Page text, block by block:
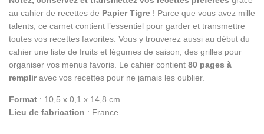
au cahier de recettes de Papier Tigre ! Parce que vous avez mille
talents, ce carnet contient l’essentiel pour garder et transmettre
toutes vos recettes favorites. Vous y trouverez aussi au début du
cahier une liste de fruits et légumes de saison, des grilles pour
organiser vos menus favoris. Le cahier contient 80 pages à
rempliravec vos recettes pour ne jamais les oublier.
Format : 10,5 x 0,1 x 14,8 cm
Lieu de fabrication : France